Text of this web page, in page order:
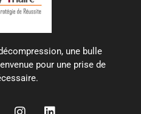
une bulle
pour une prise de